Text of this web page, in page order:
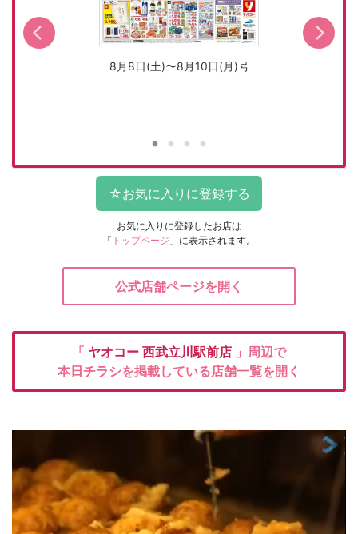
8月8日(土)〜8月10日(月)号
お気に入りに登録したお店は
「 トップページ 」に表示されます。
公式店舗ページを開く
「 ヤオコー 西武立川駅前店 」周辺で
本日チラシを掲載している店舗一覧を開く